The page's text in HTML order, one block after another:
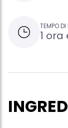
TEMPO DI
1 ora